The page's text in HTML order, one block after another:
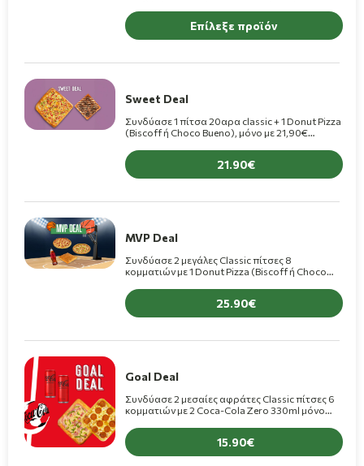
Strip n Dipαρίσματα με επιπλέον +1,90€!
(+1,10€ για πίτσες Premium)
Επίλεξε προϊόν
Sweet Deal
Συνδύασε 1 πίτσα 20αρα classic + 1 Donut Pizza
(Biscoff ή Choco Bueno), μόνο με 21,90€
21.90
MVP Deal
Συνδύασε 2 μεγάλες Classic πίτσες 8
κομματιών με 1 Donut Pizza (Biscoff ή Choco
(+1,50€ για πίτσα Premium)
25.90
Goal Deal
Συνδύασε 2 μεσαίες αφράτες Classic πίτσες 6
κομματιών με 2 Coca-Cola Zero 330ml μόνο
15.90